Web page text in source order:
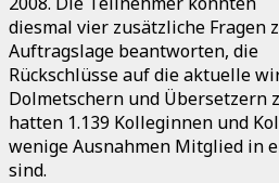
diesmal vier zusätzliche Fragen
Auftragslage beantworten, die
Rückschlüsse auf die aktuelle
Dolmetschern und Übersetzern
hatten 1.139 Kolleginnen und
wenige Ausnahmen Mitglied in
sind.